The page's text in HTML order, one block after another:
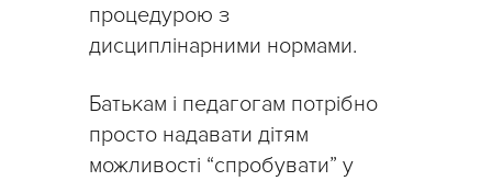
процедурою з
дисциплінарними нормами.
Батькам і педагогам потрібно
просто надавати дітям
можливості “спробувати” у